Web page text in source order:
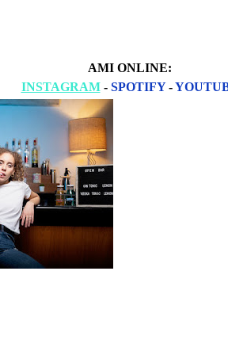
AMI ONLINE:
INSTAGRAM- SPOTIFY-